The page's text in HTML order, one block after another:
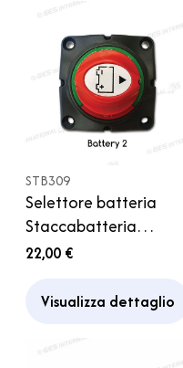
STB309
Selettore batteria
Staccabatteria
Interruttore due
22,00 €
Visualizza dettaglio